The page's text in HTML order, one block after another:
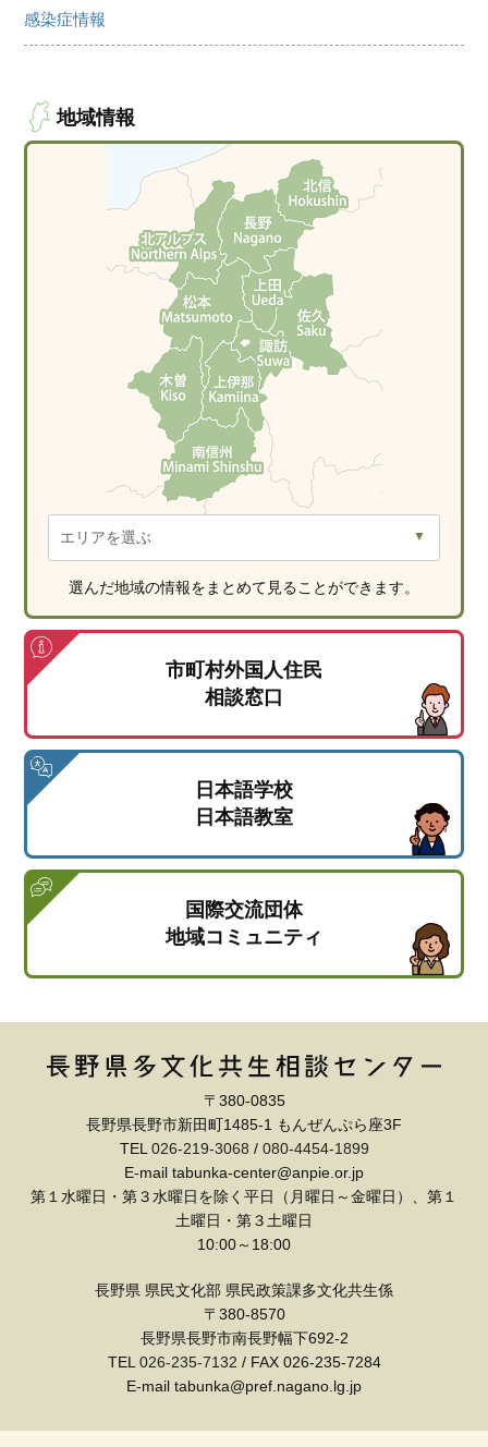
感染症情報
地域情報
選んだ地域の情報をまとめて見ることができます。
市町村外国人住民
相談窓口
日本語学校
日本語教室
国際交流団体
地域コミュニティ
〒380-0835
長野県長野市新田町1485-1 もんぜんぷら座3F
TEL026-219-3068 / 080-4454-1899
E-mail tabunka-center@anpie.or.jp
第１水曜日・第３水曜日を除く平日（月曜日～金曜日）、第１
土曜日・第３土曜日
10:00～18:00
長野県 県民文化部 県民政策課多文化共生係
〒380-8570
長野県長野市南長野幅下692-2
TEL026-235-7132 / FAX 026-235-7284
E-mail tabunka@pref.nagano.lg.jp